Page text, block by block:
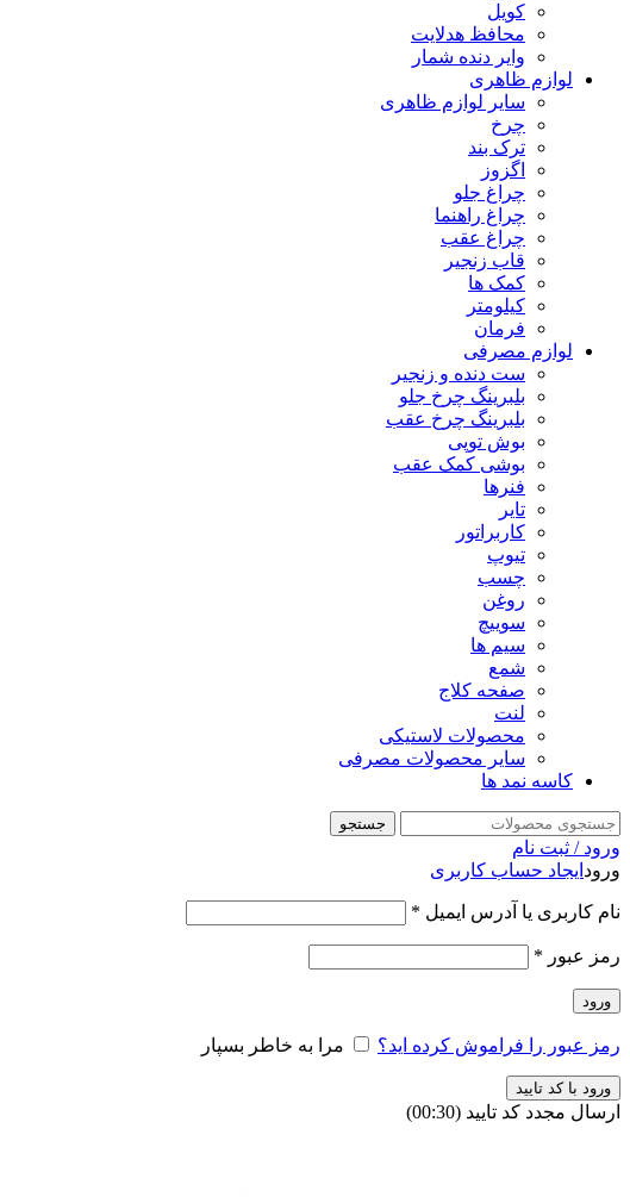
کویل
محافظ هدلایت
وایر دنده شمار
لوازم ظاهری
سایر لوازم ظاهری
چرخ
ترک بند
اگزوز
چراغ جلو
چراغ راهنما
چراغ عقب
قاب زنجیر
کمک ها
کیلومتر
فرمان
لوازم مصرفی
ست دنده و زنجیر
بلبرینگ چرخ جلو
بلبرینگ چرخ عقب
بوش توپی
بوشی کمک عقب
فنرها
تایر
کاربراتور
تیوپ
چسب
روغن
سوییچ
سیم ها
شمع
صفحه کلاج
لنت
محصولات لاستیکی
سایر محصولات مصرفی
کاسه نمد ها
جستجو
ورود / ثبت نام
ورود ایجاد حساب کاربری
نام کاربری یا آدرس ایمیل *
رمز عبور *
ورود
رمز عبور را فراموش کرده اید؟ مرا به خاطر بسپار
ورود با کد تایید
ارسال مجدد کد تایید (00:
30
)